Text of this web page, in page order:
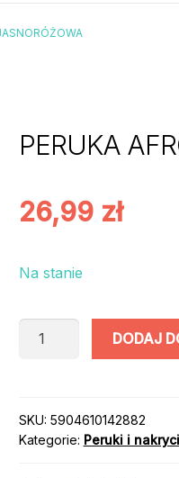
PERUKA
26,99 zł
Na stanie
ilość
DODAJ
SKU: 5904610142882
Kategorie: Peruki i